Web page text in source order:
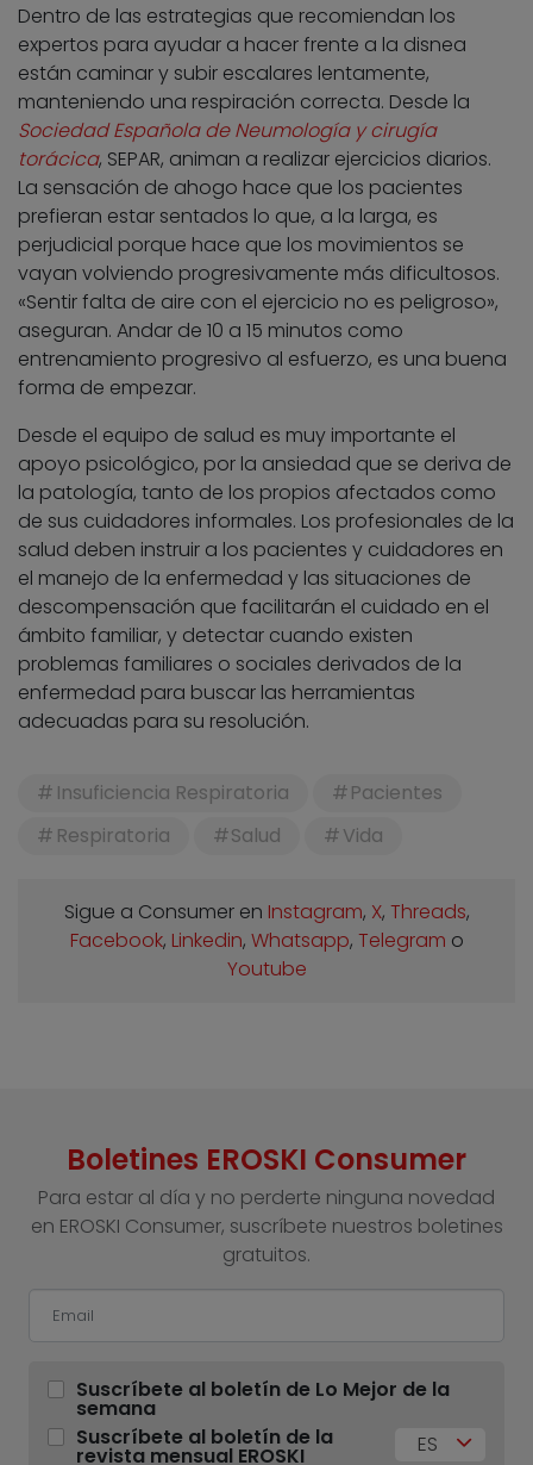
Dentro de las estrategias que recomiendan los
expertos para ayudar a hacer frente a la disnea
están caminar y subir escalares lentamente,
manteniendo una respiración correcta. Desde la
Sociedad Española de Neumología y cirugía
torácica, SEPAR, animan a realizar ejercicios diarios.
La sensación de ahogo hace que los pacientes
prefieran estar sentados lo que, a la larga, es
perjudicial porque hace que los movimientos se
vayan volviendo progresivamente más dificultosos.
«Sentir falta de aire con el ejercicio no es peligroso»,
aseguran. Andar de 10 a 15 minutos como
entrenamiento progresivo al esfuerzo, es una buena
forma de empezar.
Desde el equipo de salud es muy importante el
apoyo psicológico, por la ansiedad que se deriva de
la patología, tanto de los propios afectados como
de sus cuidadores informales. Los profesionales de la
salud deben instruir a los pacientes y cuidadores en
el manejo de la enfermedad y las situaciones de
descompensación que facilitarán el cuidado en el
ámbito familiar, y detectar cuando existen
problemas familiares o sociales derivados de la
enfermedad para buscar las herramientas
adecuadas para su resolución.
Insuficiencia Respiratoria
Pacientes
Respiratoria
Salud Vida
Sigue a Consumer en Instagram, X, Threads,
Facebook, Linkedin, Whatsapp, Telegram o
Youtube
Boletines EROSKI Consumer
Para estar al día y no perderte ninguna novedad
en EROSKI Consumer, suscríbete nuestros boletines
gratuitos.
Suscríbete al boletín de Lo Mejor de la
semana
Suscríbete al boletín de la
revista mensual EROSKI ES